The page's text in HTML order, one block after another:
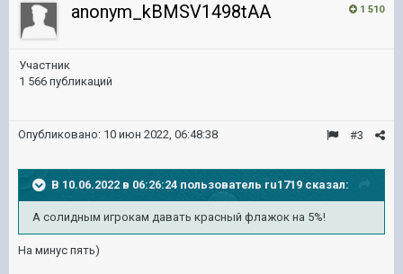
1 510
anonym_kBMSV1498tAA
Участник
1 566 публикаций
#3
Опубликовано: 10 июн 2022, 06:48:38
В 10.06.2022 в 06:26:24 пользователь ru1719 сказал:
А солидным игрокам давать красный флажок на 5%!
На минус пять)